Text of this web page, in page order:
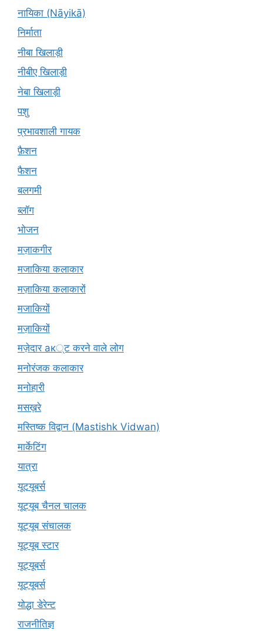
नायिका (Nāyikā)
निर्माता
नीबा खिलाड़ी
नीबीए खिलाड़ी
नेबा खिलाड़ी
पशु
प्रभावशाली गायक
फ़ैशन
फैशन
बलगमी
ब्लॉग
भोजन
मज़ाकगीर
मजाकिया कलाकार
मज़ाकिया कलाकारों
मजाकियों
मज़ाकियों
मज़ेदार ак्ट करने वाले लोग
मनोरंजक कलाकार
मनोहारी
मसख़रे
मस्तिष्क विद्वान (Mastishk Vidwan)
मार्केटिंग
यात्रा
यूटयूबर्स
यूट्यूब चैनल चालक
यूट्यूब संचालक
यूट्यूब स्टार
यूट्यूबर्स
यूट्‍यूबर्स
योद्धा डेरेन्ट
राजनीतिज्ञ